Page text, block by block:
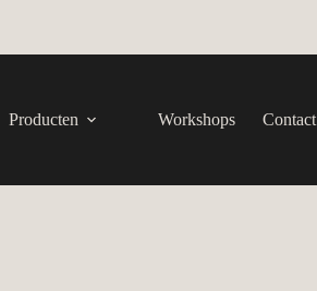
Producten Workshops Contact